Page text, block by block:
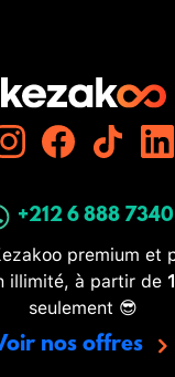
+212 6 888
premium et
illimité, à partir de
seulement 😎
nos offres